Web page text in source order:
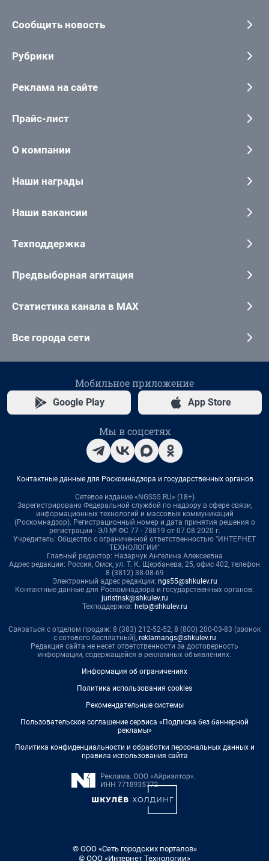
Сообщить новость
Рубрики
Реклама на сайте
Прайс-лист
О компании
Наши награды
Наши вакансии
Техподдержка
Предвыборная агитация
Статистика канала в MAX
Все города сети
Мобильное приложение
Google Play App Store
Мы в соцсетях
Контактные данные для Роскомнадзора и государственных органов
Сетевое издание «NGS55.RU» (18+)
Зарегистрировано Федеральной службой по надзору в сфере связи,
информационных технологий и массовых коммуникаций
(Роскомнадзор). Регистрационный номер и дата принятия решения о
регистрации - ЭЛ № ФС 77 - 78819 от 07.08.2020 г.
Учредитель: Общество с ограниченной ответственностью "ИНТЕРНЕТ
ТЕХНОЛОГИИ"
Главный редактор: Назарчук Ангелина Алексеевна
Адрес редакции: Россия, Омск, ул. Т. К. Щербанева, 25, офис 402, телефон
8 (3812) 38-08-69
Электронный адрес редакции: ngs55@shkulev.ru
Контактные данные для Роскомнадзора и государственных органов:
juristnsk@shkulev.ru
Техподдержка: help@shkulev.ru
Связаться с отделом продаж: 8 (383) 212-52-52, 8 (800) 200-03-83 (звонок
с сотового бесплатный), reklamangs@shkulev.ru
Редакция сайта не несет ответственности за достоверность
информации, содержащейся в рекламных объявлениях.
Информация об ограничениях
Политика использования cookies
Рекомендательные системы
Пользовательское соглашение сервиса «Подписка без баннерной
рекламы»
Политика конфиденциальности и обработки персональных данных и
правила использования сайта
© ООО «Сеть городских порталов»
© ООО «Интернет Технологии»